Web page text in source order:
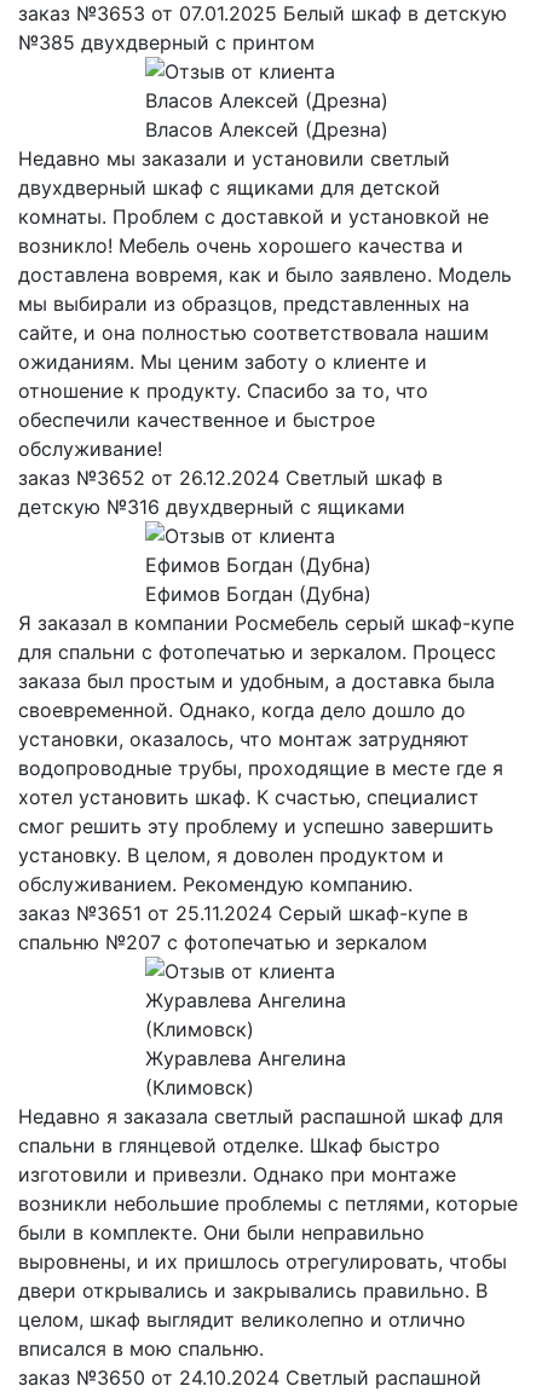
заказ №3653 от 07.01.2025 Белый шкаф в детскую
№385 двухдверный с принтом
Власов Алексей (Дрезна)
Недавно мы заказали и установили светлый
двухдверный шкаф с ящиками для детской
комнаты. Проблем с доставкой и установкой не
возникло! Мебель очень хорошего качества и
доставлена вовремя, как и было заявлено. Модель
мы выбирали из образцов, представленных на
сайте, и она полностью соответствовала нашим
ожиданиям. Мы ценим заботу о клиенте и
отношение к продукту. Спасибо за то, что
обеспечили качественное и быстрое
обслуживание!
заказ №3652 от 26.12.2024 Светлый шкаф в
детскую №316 двухдверный с ящиками
Ефимов Богдан (Дубна)
Я заказал в компании Росмебель серый шкаф-купе
для спальни с фотопечатью и зеркалом. Процесс
заказа был простым и удобным, а доставка была
своевременной. Однако, когда дело дошло до
установки, оказалось, что монтаж затрудняют
водопроводные трубы, проходящие в месте где я
хотел установить шкаф. К счастью, специалист
смог решить эту проблему и успешно завершить
установку. В целом, я доволен продуктом и
обслуживанием. Рекомендую компанию.
заказ №3651 от 25.11.2024 Серый шкаф-купе в
спальню №207 с фотопечатью и зеркалом
Журавлева Ангелина
(Климовск)
Недавно я заказала светлый распашной шкаф для
спальни в глянцевой отделке. Шкаф быстро
изготовили и привезли. Однако при монтаже
возникли небольшие проблемы с петлями, которые
были в комплекте. Они были неправильно
выровнены, и их пришлось отрегулировать, чтобы
двери открывались и закрывались правильно. В
целом, шкаф выглядит великолепно и отлично
вписался в мою спальню.
заказ №3650 от 24.10.2024 Светлый распашной